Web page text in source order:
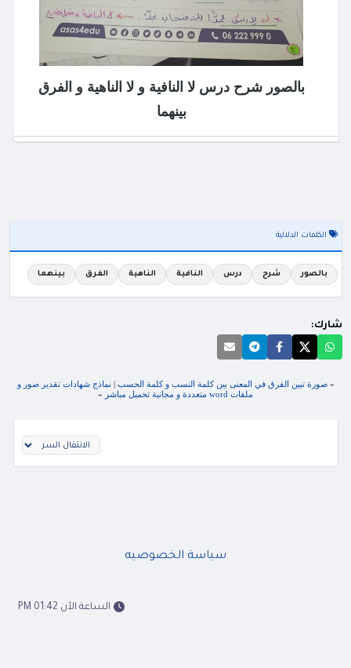
بالصور شرح درس لا النافية و لا الناهية و الفرق
بينهما
الكلمات الدلالية
بالصور شرح درس النافية الناهية الفرق بينهما
شارك:
«صورة تبين الفرق في المعنى بين كلمة النسب و كلمة الحسب | نماذج شهادات تقدير صور و
ملفات word متعددة و مجانية تحميل مباشر
»
سياسة الخصوصيه
الساعة الآن 01:42 PM